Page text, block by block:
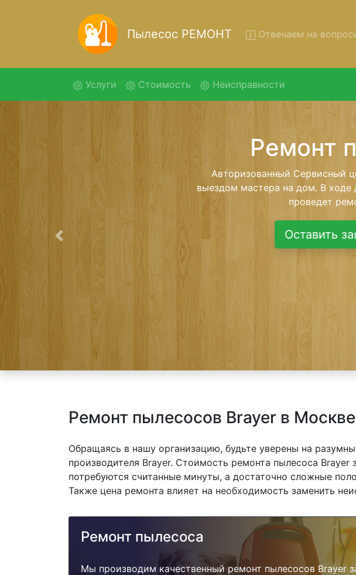
Пылесос РЕМОНТ Отвечаем на
Услуги (current)Стоимость Неисправности
Ремонт
Ремонт пылесосов Brayer с
нашей бесплатной услуги,
детального ремонта.
Оставить
Предыдущая
Ремонт пылесосов Brayer в Москве
Обращаясь в нашу организацию, будьте уверены на
производителя Brayer. Стоимость ремонта пылесоса Brayer
потребуются считанные минуты, а достаточно сложные
Также цена ремонта влияет на необходимость заменить
Ремонт пылесоса
Мы производим качественный ремонт пылесосов Brayer